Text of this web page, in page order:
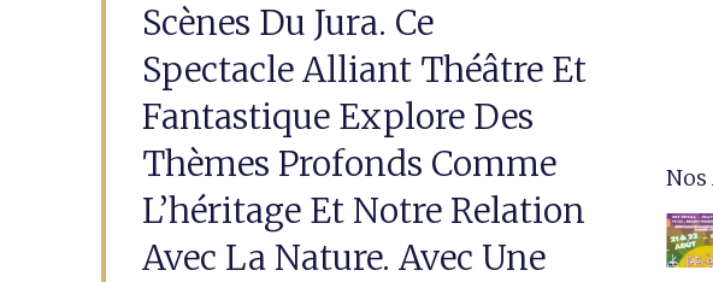
Scènes Du Jura. Ce
Spectacle Alliant Théâtre Et
Fantastique Explore Des
Thèmes Profonds Comme
L’héritage Et Notre Relation
Avec La Nature. Avec Une